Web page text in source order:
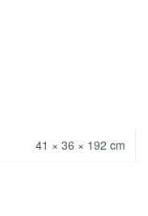
41 × 36 × 192 cm